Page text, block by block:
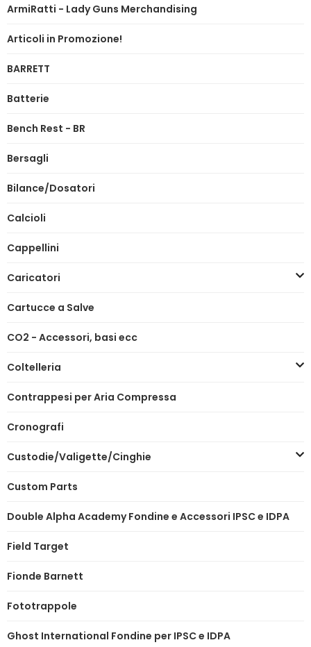
ArmiRatti - Lady Guns Merchandising
Articoli in Promozione!
BARRETT
Batterie
Bench Rest - BR
Bersagli
Bilance/Dosatori
Calcioli
Cappellini
Caricatori
Cartucce a Salve
CO2 - Accessori, basi ecc
Coltelleria
Contrappesi per Aria Compressa
Cronografi
Custodie/Valigette/Cinghie
Custom Parts
Double Alpha Academy Fondine e Accessori IPSC e IDPA
Field Target
Fionde Barnett
Fototrappole
Ghost International Fondine per IPSC e IDPA